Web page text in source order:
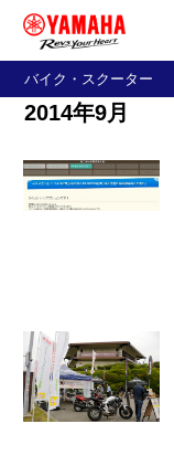
バイク・スクーター
2014年9月